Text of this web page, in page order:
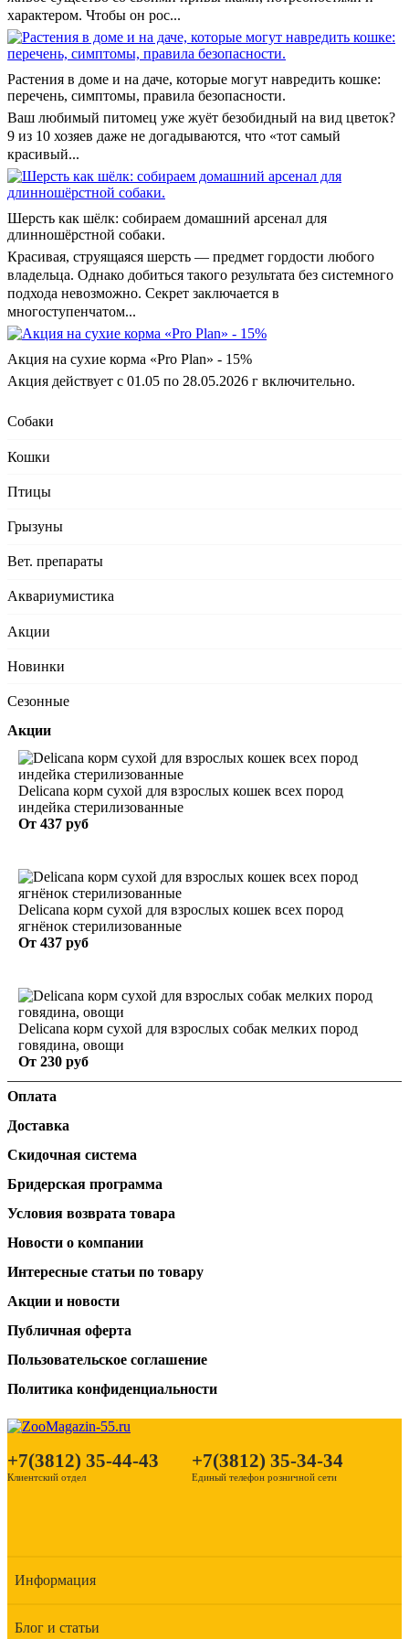
характером. Чтобы он рос...
Растения в доме и на даче, которые могут навредить кошке:
перечень, симптомы, правила безопасности.
Ваш любимый питомец уже жуёт безобидный на вид цветок?
9 из 10 хозяев даже не догадываются, что «тот самый
красивый...
Шерсть как шёлк: собираем домашний арсенал для
длинношёрстной собаки.
Красивая, струящаяся шерсть — предмет гордости любого
владельца. Однако добиться такого результата без системного
подхода невозможно. Секрет заключается в
многоступенчатом...
Акция на сухие корма «Pro Plan» - 15%
Акция действует с 01.05 по 28.05.2026 г включительно.
Собаки
Кошки
Птицы
Грызуны
Вет. препараты
Аквариумистика
Акции
Новинки
Сезонные
Акции
Delicana корм сухой для взрослых кошек всех пород
индейка стерилизованные
От 437 руб
Delicana корм сухой для взрослых кошек всех пород
ягнёнок стерилизованные
От 437 руб
Delicana корм сухой для взрослых собак мелких пород
говядина, овощи
От 230 руб
Оплата
Доставка
Скидочная система
Бридерская программа
Условия возврата товара
Новости о компании
Интересные статьи по товару
Акции и новости
Публичная оферта
Пользовательское соглашение
Политика конфиденциальности
Информация
Блог и статьи
+7(3812) 35-44-43
Клиентский отдел
+7(3812) 35-34-34
Единый телефон розничной сети